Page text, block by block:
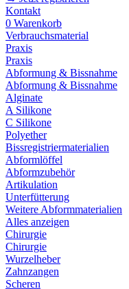
Kontakt
0 Warenkorb
Verbrauchsmaterial
Praxis
Praxis
Abformung & Bissnahme
Abformung & Bissnahme
Alginate
A Silikone
C Silikone
Polyether
Bissregistriermaterialien
Abformlöffel
Abformzubehör
Artikulation
Unterfütterung
Weitere Abformmaterialien
Alles anzeigen
Chirurgie
Chirurgie
Wurzelheber
Zahnzangen
Scheren